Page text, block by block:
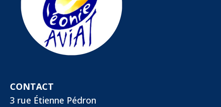
CONTACT
3 rue Étienne Pédron